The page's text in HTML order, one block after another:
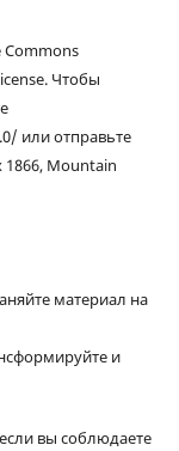
Commons
Чтобы
или отправьте
1866, Mountain
материал на
и
вы соблюдаете